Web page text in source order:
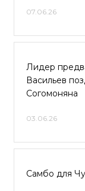
07.06.26
Лидер
Васильев
Согомоняна
03.06.26
Самбо для